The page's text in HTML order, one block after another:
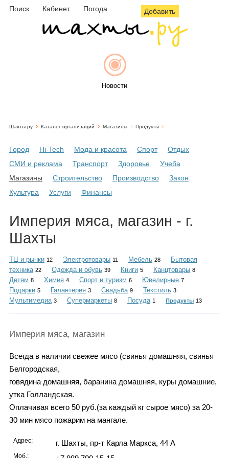
Поиск Кабинет Погода Добавить
Новости
Объявления
Инфо
Карты
Шахты.ру Каталог организаций Магазины Продукты
Город Hi-Tech Мода и красота Спорт
Отдых
СМИ и реклама
Транспорт Здоровье
Учеба
Магазины
Строительство Производство
Закон
Культура
Услуги Финансы
Империя мяса, магазин - г.
Шахты
ТЦ и рынки 12 Электротовары 11 Мебель 28
Бытовая
техника 22 Одежда и обувь 39 Книги 5 Канцтовары 8
Детям 8 Химия 4 Спорт и туризм 6 Ювелирные 7
Подарки 5 Галантерея 3 Свадьба 9 Текстиль 3
Мультимедиа 3 Супермаркеты 8 Посуда 1 Продукты 13
Империя мяса, магазин
Всегда в наличии свежее мясо (свинья домашняя, свинья
Белгородская,
говядина домашняя, баранина домашняя, куры домашние,
утка Голландская.
Оплачивая всего 50 руб.(за каждый кг сырое мясо) за 20-
30 мин мясо пожарим на мангале.
Адрес: г. Шахты, пр-т Карла Маркса, 44 А
Моб.: